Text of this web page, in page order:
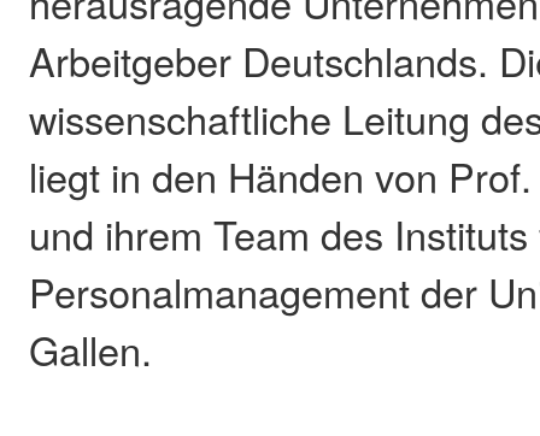
Arbeitgeber Deutschlands.
wissenschaftliche Leitung
liegt in den Händen von
und ihrem Team des
Personalmanagement der
Gallen.